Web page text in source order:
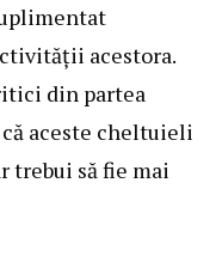
acestora.
din partea
aceste cheltuieli
trebui să fie mai